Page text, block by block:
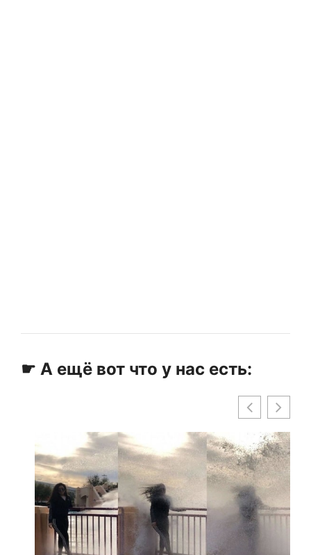
☛ А ещё вот что у нас есть: